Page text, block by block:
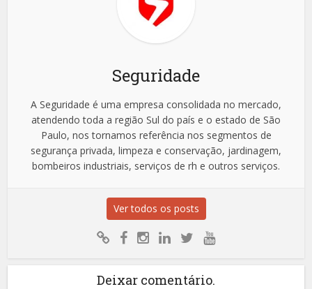
Seguridade
A Seguridade é uma empresa consolidada no mercado,
atendendo toda a região Sul do país e o estado de São
Paulo, nos tornamos referência nos segmentos de
segurança privada, limpeza e conservação, jardinagem,
bombeiros industriais, serviços de rh e outros serviços.
Ver todos os posts
Deixar comentário.